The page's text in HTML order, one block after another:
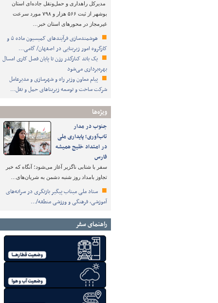
مدیرکل راهداری و حمل‌ونقل جاده‌ای استان
بوشهر از ثبت ۵۶۶ هزار و ۷۹۸ مورد سرعت
غیرمجاز در محورهای استان خبر…
هوشمندسازی فرآیندهای کمیسیون ماده ۵ و
کارگروه امور زیربنایی در اصفهان/ گامی…
یک باند کنارگذر رزن تا پایان فصل کاری امسال
بهره‌برداری می‌شود
پیام معاون وزیر راه و شهرسازی و مدیرعامل
شرکت ساخت و توسعه زیربناهای حمل و نقل…
ویژه‌ها
جنوب در مدار
تاب‌آوری؛ پایداری ملی
در امتداد خلیج همیشه
فارس
سفر با شتابی ناگزیر آغاز می‌شود؛ آنگاه که خبر
تجاوز بامداد روز شنبه دشمن به شریان‌های…
ستاد ملی میناب پیگیر بازنگری در سرانه‌های
آموزشی، فرهنگی و ورزشی منطقه/…
راهنمای سفر